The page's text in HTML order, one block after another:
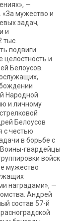
—
«За мужество и
задач,
и
тыс.
подвиги
целостность и
Белоусов.
Народной
и личному
Белоусов
с честью
в борьбе с
гвардейцы
войск
мужество
наградами», —
Андрей
состав 57-й